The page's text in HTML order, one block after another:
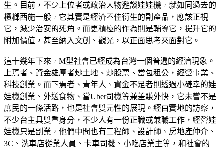
生。目前，不少上位者或政治人物避談娃娃機，就如同過去的
檳榔西施一般，它其實是經濟不佳衍生的副產品，應該正視
它，減少治安的死角。而更積極的作為則是輔導它，提升它的
附加價值，甚至納入文創、觀光，以正面思考來面對它。
這十幾年下來，M型社會已經成為台灣一個普遍的經濟現象。
上焉者、資金雄厚者炒土地、炒股票、當包租公，經營事業、
科技創業。而下焉者、青年人、資金不足者則透過小確幸的娃
娃機創業、外送食物、當Uber司機等兼差賺外快，它未嘗不是
庶民的一條活路，也是社會雙元性的展現。經由實地的訪察，
不少台主具雙重身分，不少人有一份正職或兼職工作，經營娃
娃機只是副業，他們中間也有工程師、設計師、房地產仲介、
3C、洗車店從業人員、卡車司機、小吃店業主等，和社會的